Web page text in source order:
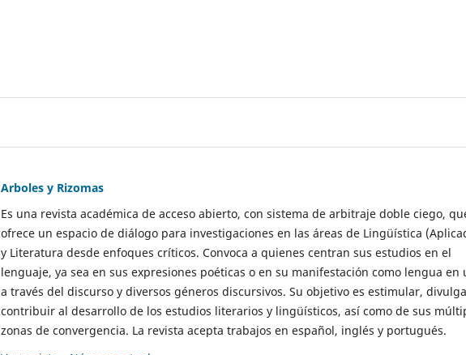
Arboles y Rizomas
Es una revista académica de acceso abierto, con sistema de arbitraje doble ciego,
ofrece un espacio de diálogo para investigaciones en las áreas de Lingüística
y Literatura desde enfoques críticos. Convoca a quienes centran sus estudios en el
lenguaje, ya sea en sus expresiones poéticas o en su manifestación como lengua en
a través del discurso y diversos géneros discursivos. Su objetivo es estimular,
contribuir al desarrollo de los estudios literarios y lingüísticos, así como de sus
zonas de convergencia. La revista acepta trabajos en español, inglés y portugués.